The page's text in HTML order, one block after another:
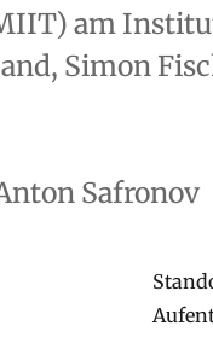
am
Simon
Safronov
Stay